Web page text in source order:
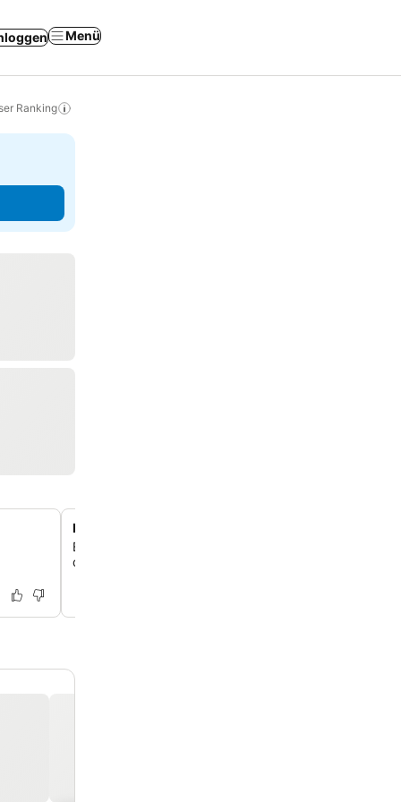
Menü
Ranking
Nähe zum historischen Zentrum
Erkunde Pisas historisches Zentrum, einschließlich des
das nur 150 Meter vom Hotel entfernt liegt.